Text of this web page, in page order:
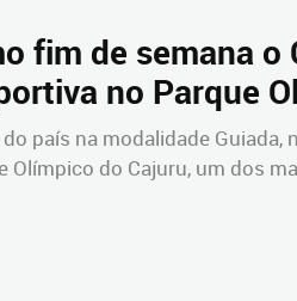
fim de semana o
no Parque
país na modalidade Guiada,
Olímpico do Cajuru, um dos